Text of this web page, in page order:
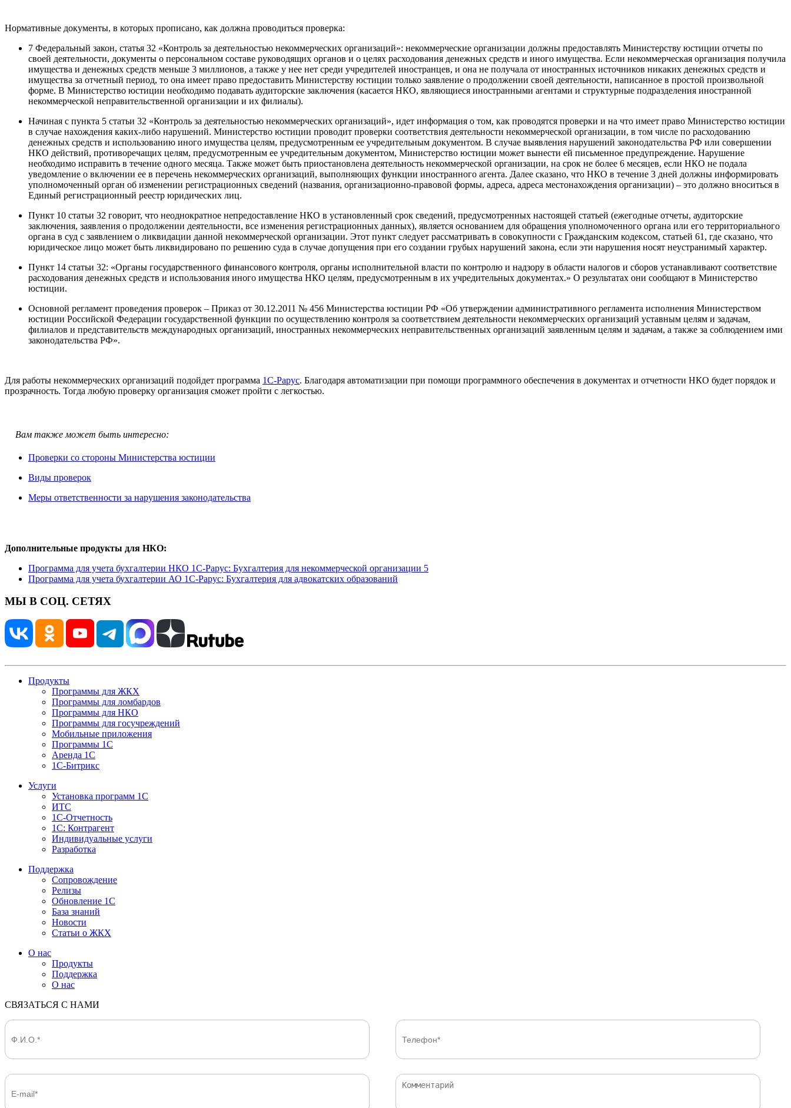
Нормативные документы, в которых прописано, как должна проводиться проверка:
7 Федеральный закон, статья 32 «Контроль за деятельностью некоммерческих организаций»: некоммерческие организации должны предоставлять Министерству юстиции отчеты по
своей деятельности, документы о персональном составе руководящих органов и о целях расходования денежных средств и иного имущества. Если некоммерческая организация получила
имущества и денежных средств меньше 3 миллионов, а также у нее нет среди учредителей иностранцев, и она не получала от иностранных источников никаких денежных средств и
имущества за отчетный период, то она имеет право предоставить Министерству юстиции только заявление о продолжении своей деятельности, написанное в простой произвольной
форме. В Министерство юстиции необходимо подавать аудиторские заключения (касается НКО, являющиеся иностранными агентами и структурные подразделения иностранной
некоммерческой неправительственной организации и их филиалы).
Начиная с пункта 5 статьи 32 «Контроль за деятельностью некоммерческих организаций», идет информация о том, как проводятся проверки и на что имеет право Министерство юстиции
в случае нахождения каких-либо нарушений. Министерство юстиции проводит проверки соответствия деятельности некоммерческой организации, в том числе по расходованию
денежных средств и использованию иного имущества целям, предусмотренным ее учредительным документом. В случае выявления нарушений законодательства РФ или совершении
НКО действий, противоречащих целям, предусмотренным ее учредительным документом, Министерство юстиции может вынести ей письменное предупреждение. Нарушение
необходимо исправить в течение одного месяца. Также может быть приостановлена деятельность некоммерческой организации, на срок не более 6 месяцев, если НКО не подала
уведомление о включении ее в перечень некоммерческих организаций, выполняющих функции иностранного агента. Далее сказано, что НКО в течение 3 дней должны информировать
уполномоченный орган об изменении регистрационных сведений (названия, организационно-правовой формы, адреса, адреса местонахождения организации) – это должно вноситься в
Единый регистрационный реестр юридических лиц.
Пункт 10 статьи 32 говорит, что неоднократное непредоставление НКО в установленный срок сведений, предусмотренных настоящей статьей (ежегодные отчеты, аудиторские
заключения, заявления о продолжении деятельности, все изменения регистрационных данных), является основанием для обращения уполномоченного органа или его территориального
органа в суд с заявлением о ликвидации данной некоммерческой организации. Этот пункт следует рассматривать в совокупности с Гражданским кодексом, статьей 61, где сказано, что
юридическое лицо может быть ликвидировано по решению суда в случае допущения при его создании грубых нарушений закона, если эти нарушения носят неустранимый характер.
Пункт 14 статьи 32: «Органы государственного финансового контроля, органы исполнительной власти по контролю и надзору в области налогов и сборов устанавливают соответствие
расходования денежных средств и использования иного имущества НКО целям, предусмотренным в их учредительных документах.» О результатах они сообщают в Министерство
юстиции.
Основной регламент проведения проверок – Приказ от 30.12.2011 № 456 Министерства юстиции РФ «Об утверждении административного регламента исполнения Министерством
юстиции Российской Федерации государственной функции по осуществлению контроля за соответствием деятельности некоммерческих организаций уставным целям и задачам,
филиалов и представительств международных организаций, иностранных некоммерческих неправительственных организаций заявленным целям и задачам, а также за соблюдением ими
законодательства РФ».
Для работы некоммерческих организаций подойдет программа 1С-Рарус. Благодаря автоматизации при помощи программного обеспечения в документах и отчетности НКО будет порядок и
прозрачность. Тогда любую проверку организация сможет пройти с легкостью.
Вам также может быть интересно:
Проверки со стороны Министерства юстиции
Виды проверок
Меры ответственности за нарушения законодательства
Дополнительные продукты для НКО:
Программа для учета бухгалтерии НКО 1С-Рарус: Бухгалтерия для некоммерческой организации 5
Программа для учета бухгалтерии АО 1С-Рарус: Бухгалтерия для адвокатских образований
МЫ В СОЦ. СЕТЯХ
Продукты
Программы для ЖКХ
Программы для ломбардов
Программы для НКО
Программы для госучреждений
Мобильные приложения
Программы 1С
Аренда 1С
1С-Битрикс
Услуги
Установка программ 1С
ИТС
1С-Отчетность
1С: Контрагент
Индивидуальные услуги
Разработка
Поддержка
Сопровождение
Релизы
Обновление 1С
База знаний
Новости
Статьи о ЖКХ
О нас
Продукты
Поддержка
О нас
СВЯЗАТЬСЯ С НАМИ